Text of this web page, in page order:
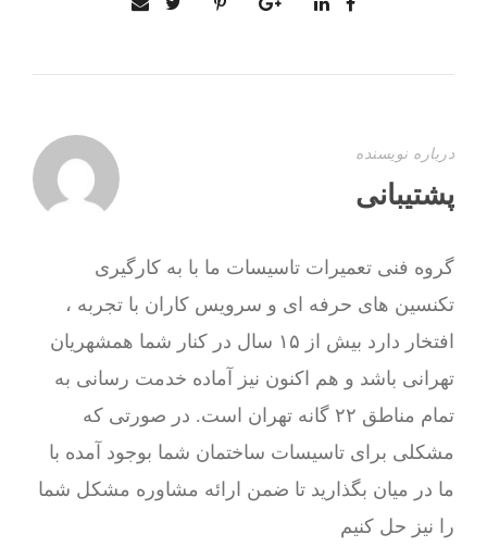
درباره نویسنده
پشتیبانی
گروه فنی تعمیرات تاسیسات ما با به‌ کارگیری
تکنسین های حرفه ای و سرویس کاران با تجربه ،
افتخار دارد بیش از ۱۵ سال در کنار شما همشهریان
تهرانی باشد و هم اکنون نیز آماده خدمت رسانی به
تمام مناطق ۲۲ گانه تهران است. در صورتی که
مشکلی برای تاسیسات ساختمان شما بوجود آمده با
ما در میان بگذارید تا ضمن ارائه مشاوره مشکل شما
را نیز حل کنیم